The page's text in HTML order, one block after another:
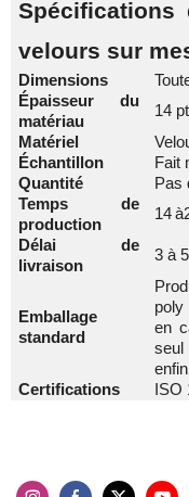
Spécifications
velours sur
Dimensions
Épaisseur du
matériau
14
Matériel
Échantillon
Fait
Quantité
Pas
Temps de
production
14à
Délai de
livraison
3 à
Emballage
standard
poly
en
seul
Certifications
ISO